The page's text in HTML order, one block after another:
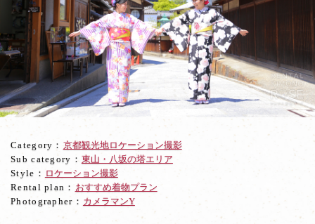
た
じ
笑
顔
弾
京
Category： 京都観光地ロケーション撮影
Sub category： 東山・八坂の塔エリア
Style： ロケーション撮影
Rental plan： おすすめ着物プラン
Photographer： カメラマンY